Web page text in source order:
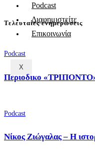
Podcast
Διαφημιστείτε
Επικοινωνία
X
Τελευταίες ενημερώσεις
Podcast
Περιοδικο
Podcast
Νίκος Ζιώγαλας – Η